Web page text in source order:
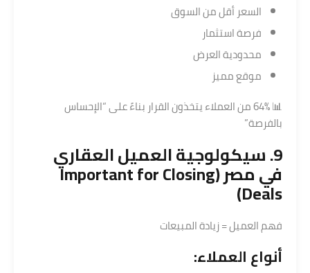
السعر أقل من السوق
فرصة استثمار
محدودية العرض
موقع مميز
📊 64% من العملاء يتخذون القرار بناءً على “الإحساس
بالفرصة”
9. سيكولوجية العميل العقاري
في مصر (Important for Closing
Deals)
فهم العميل = زيادة المبيعات
أنواع العملاء: